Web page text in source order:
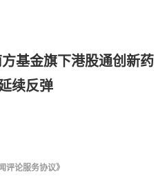
基金旗下港股通创新药
续反弹
评论服务协议》